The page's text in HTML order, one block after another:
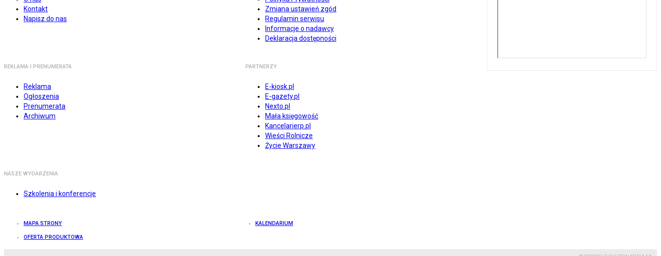
Kontakt
Napisz do nas
Zmiana ustawień zgód
Regulamin serwisu
Informacje o nadawcy
Deklaracja dostępności
REKLAMA I PRENUMERATA
Reklama
Ogłoszenia
Prenumerata
Archiwum
PARTNERZY
E-kiosk.pl
E-gazety.pl
Nexto.pl
Mała księgowość
Kancelarierp.pl
Wieści Rolnicze
Życie Warszawy
NASZE WYDARZENIA
Szkolenia i konferencje
MAPA STRONY KALENDARIUM
OFERTA PRODUKTOWA